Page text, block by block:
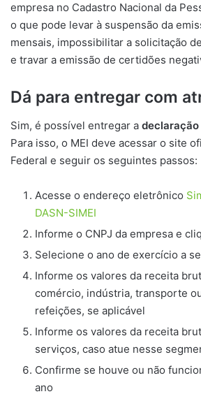
empresa no Cadastro Nacional da
o que pode levar à suspensão da
mensais, impossibilitar a solicitação
e travar a emissão de certidões
Dá para entregar com
Sim, é possível entregar a declaração
Para isso, o MEI deve acessar o site
Federal e seguir os seguintes passos:
Acesse o endereço eletrônico
DASN-SIMEI
Informe o CNPJ da empresa e
Selecione o ano de exercício a
Informe os valores da receita
comércio, indústria, transporte
refeições, se aplicável
Informe os valores da receita
serviços, caso atue nesse
Confirme se houve ou não
ano